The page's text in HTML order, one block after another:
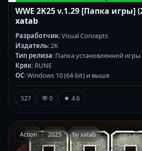
WWE 2K25 v.1.29 [Папка игры]
xatab
Разработчик: Visual Concepts
Издатель: 2K
Тип релиза: Папка установленной игры
Кряк: RUNE
ОС: Windows 10 (64-bit) и выше
527 💬 0 ★ 4.6
Action 2025 by xatab